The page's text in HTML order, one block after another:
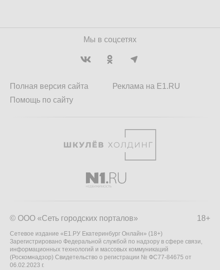
Мы в соцсетях
Полная версия сайта
Помощь по сайту
Реклама на E1.RU
18+
© ООО «Сеть городских порталов»
Сетевое издание «Е1.РУ Екатеринбург Онлайн» (18+)
Зарегистрировано Федеральной службой по надзору в сфере связи,
информационных технологий и массовых коммуникаций
(Роскомнадзор) Свидетельство о регистрации № ФС77-84675 от
06.02.2023 г.